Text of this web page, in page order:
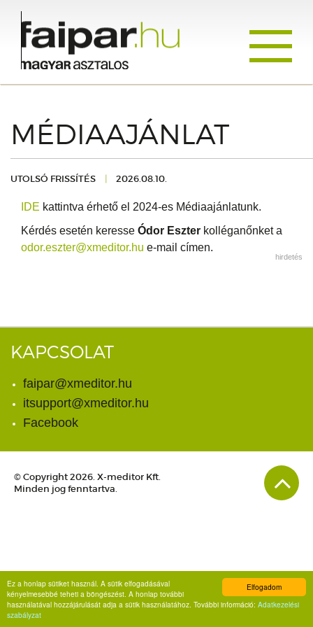
Elfogadom
Ez a honlap sütiket használ. A sütik elfogadásával
kényelmesebbé teheti a böngészést. A honlap további
használatával hozzájárulását adja a sütik használatához. További információ: Adatkezelési
szabályzat
MÉDIAAJÁNLAT
UTOLSÓ FRISSÍTÉS | 2026.08.10.
IDE kattintva érhető el 2024-es Médiaajánlatunk.
Kérdés esetén keresse Ódor Eszter kolléganőnket a
odor.eszter@xmeditor.hu e-mail címen.
hirdetés
KAPCSOLAT
faipar@xmeditor.hu
itsupport@xmeditor.hu
Facebook
© Copyright 2026. X-meditor Kft.
Minden jog fenntartva.